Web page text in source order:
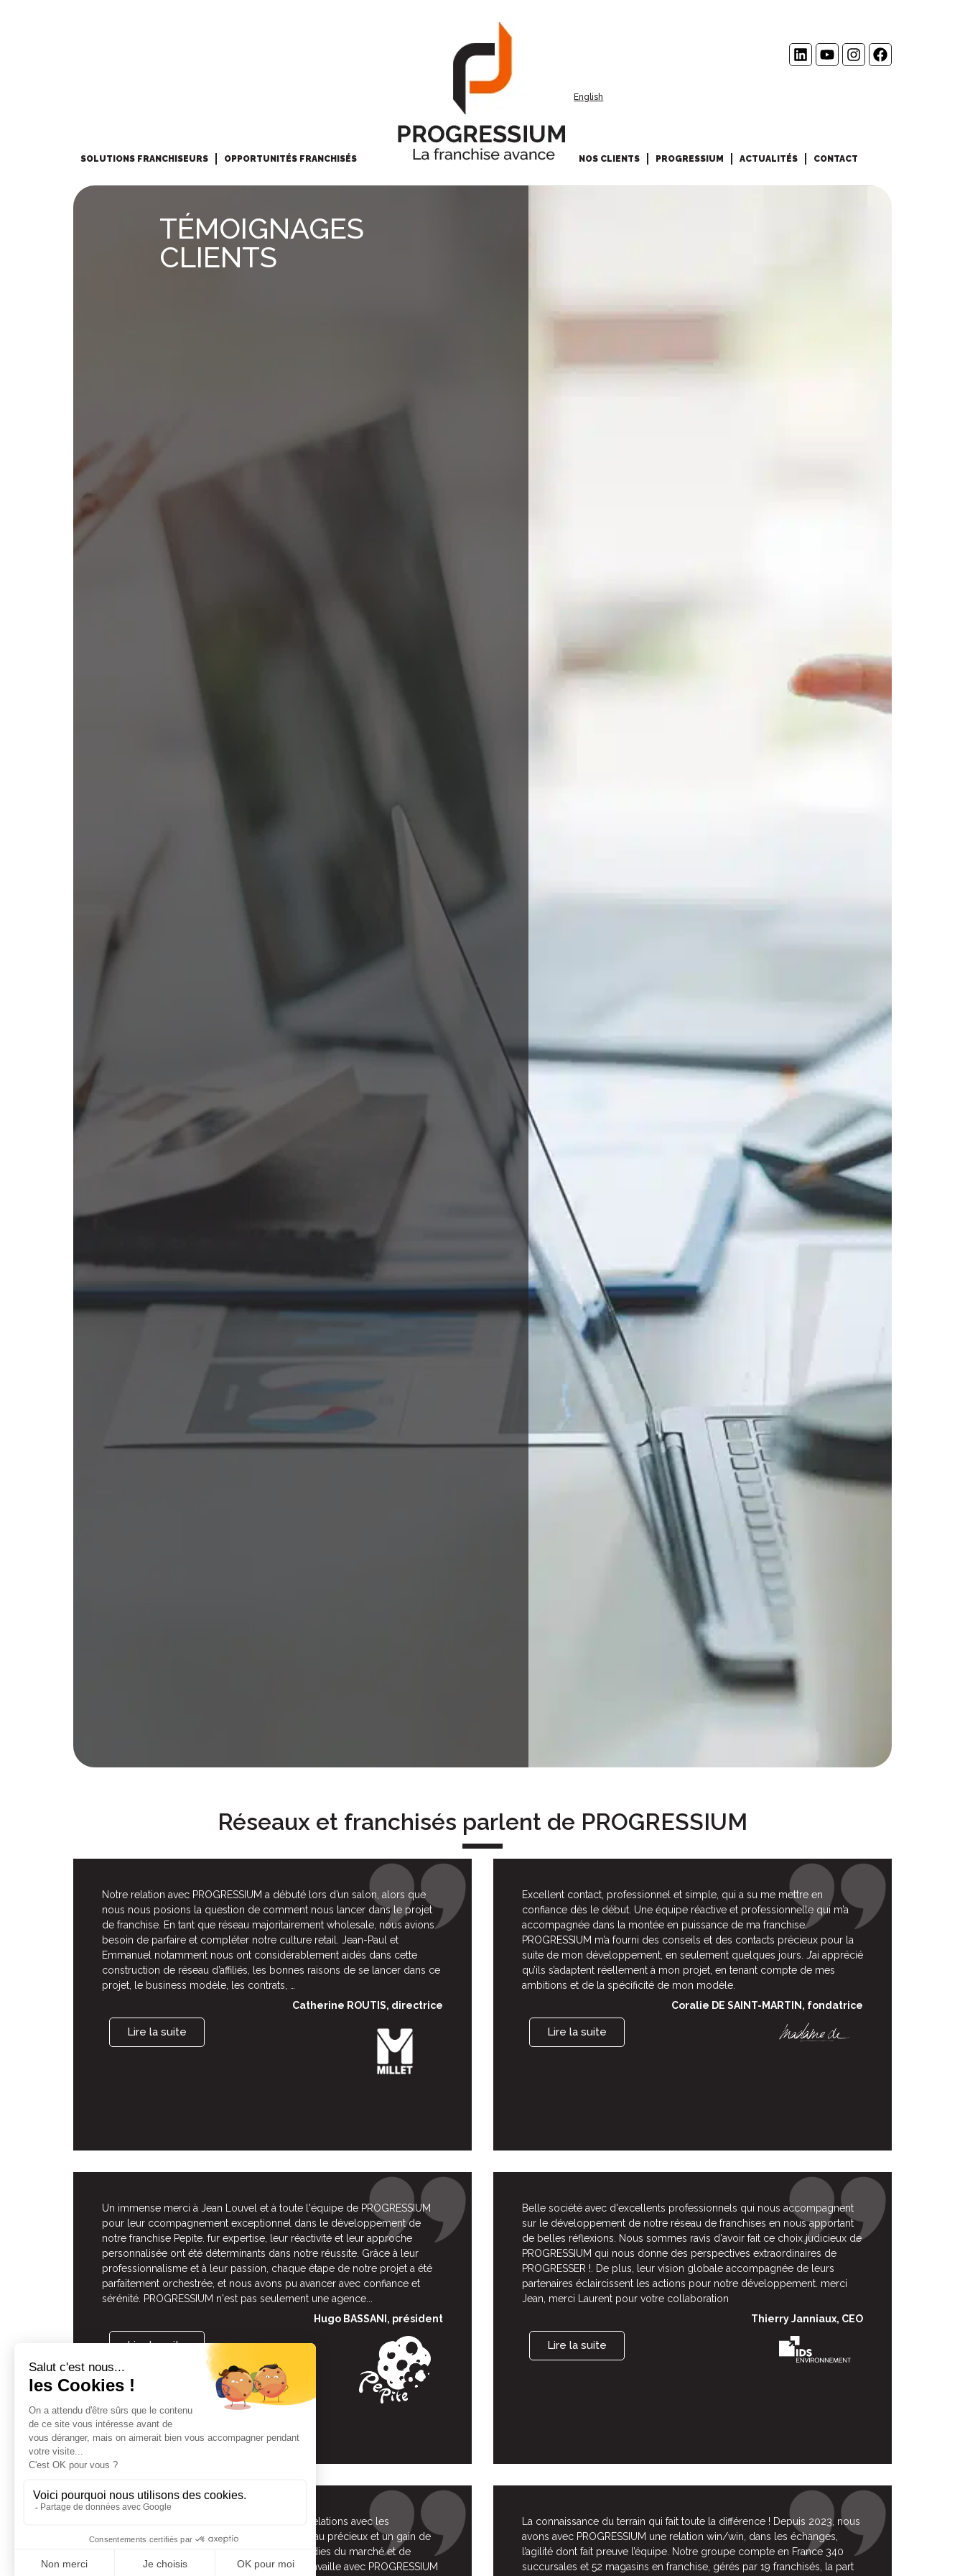
English
SOLUTIONS FRANCHISEURS OPPORTUNITÉS FRANCHISÉS NOS CLIENTS PROGRESSIUM ACTUALITÉS CONTACT
TÉMOIGNAGES
CLIENTS
Réseaux et franchisés parlent de PROGRESSIUM
Notre relation avec PROGRESSIUM a débuté lors d’un salon, alors que
nous nous posions la question de comment nous lancer dans le projet
de franchise. En tant que réseau majoritairement wholesale, nous avions
besoin de parfaire et compléter notre culture retail. Jean-Paul et
Emmanuel notamment nous ont considérablement aidés dans cette
construction de réseau d’affiliés, les bonnes raisons de se lancer dans ce
projet, le business modèle, les contrats, …
Catherine ROUTIS, directrice
Lire la suite
Excellent contact, professionnel et simple, qui a su me mettre en
confiance dès le début. Une équipe réactive et professionnelle qui m’a
accompagnée dans la montée en puissance de ma franchise.
PROGRESSIUM m’a fourni des conseils et des contacts précieux pour la
suite de mon développement, en seulement quelques jours. J’ai apprécié
qu’ils s’adaptent réellement à mon projet, en tenant compte de mes
ambitions et de la spécificité de mon modèle.
Coralie DE SAINT-MARTIN, fondatrice
Lire la suite
Un immense merci à Jean Louvel et à toute l'équipe de PROGRESSIUM
pour leur ccompagnement exceptionnel dans le développement de
notre franchise Pepite. fur expertise, leur réactivité et leur approche
personnalisée ont été déterminants dans notre réussite. Grâce à leur
professionnalisme et à leur passion, chaque étape de notre projet a été
parfaitement orchestrée, et nous avons pu avancer avec confiance et
sérénité. PROGRESSIUM n'est pas seulement une agence...
Hugo BASSANI, président
Lire la suite
Belle société avec d'excellents professionnels qui nous accompagnent
sur le développement de notre réseau de franchises en nous apportant
de belles réflexions. Nous sommes ravis d'avoir fait ce choix judicieux de
PROGRESSIUM qui nous donne des perspectives extraordinaires de
PROGRESSER !. De plus, leur vision globale accompagnée de leurs
partenaires éclaircissent les actions pour notre développement. merci
Jean, merci Laurent pour votre collaboration
Thierry Janniaux, CEO
Lire la suite
PROGRESSIUM ne facilite pas seulement les relations avec les
franchiseurs, mais apporte également un réseau précieux et un gain de
temps grâce à leurs connaissances approfondies du marché et de
l'immobilier dans les villes. Depuis 4 ans, je travaille avec PROGRESSIUM
La connaissance du terrain qui fait toute la différence ! Depuis 2023, nous
avons avec PROGRESSIUM une relation win/win, dans les échanges,
l’agilité dont fait preuve l’équipe. Notre groupe compte en France 340
succursales et 52 magasins en franchise, gérés par 19 franchisés, la part